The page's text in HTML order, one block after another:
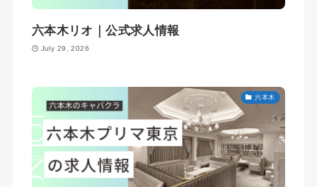
六本木リオ｜公式求人情報
July 29, 2026
六本木